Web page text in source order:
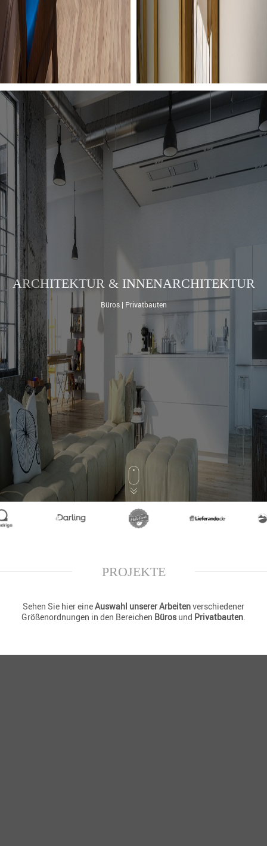
ARCHITEKTUR & INNENARCHITEKTUR
Büros | Privatbauten
PROJEKTE
Sehen Sie hier eineAuswahl unserer Arbeitenverschiedener
Größenordnungen in den Bereichen Büros und Privatbauten